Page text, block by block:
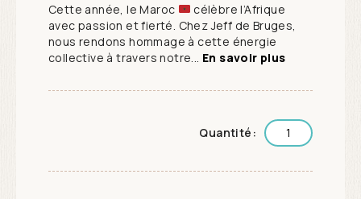
Cette année, le Maroc
célèbre l’Afrique
avec passion et fierté. Chez Jeff de Bruges,
nous rendons hommage à cette énergie
collective à travers notre... En savoir plus
Quantité: